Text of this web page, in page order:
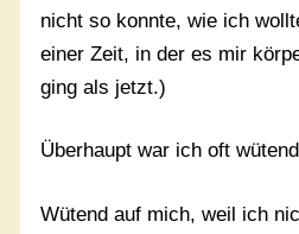
nicht so konnte, wie ich
einer Zeit, in der es mir
ging als jetzt.)
Überhaupt war ich oft
Wütend auf mich, weil ich